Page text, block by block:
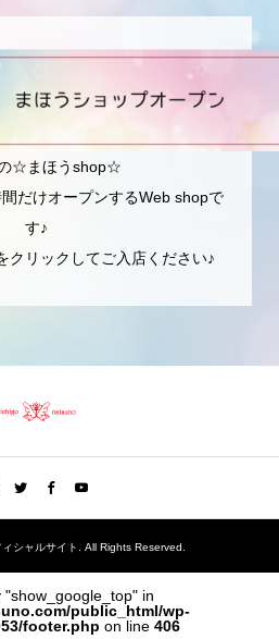
☆まほうshop☆
だけオープンするWeb shopで
す♪
クリックしてご入店ください♪
シャルサイト. All Rights Reserved.
in
public_html/wp-
footer.php on line 406